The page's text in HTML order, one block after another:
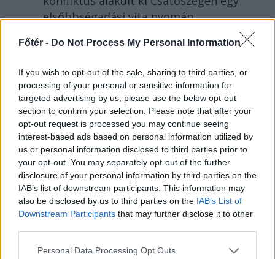
Főtér - Do Not Process My Personal Information
If you wish to opt-out of the sale, sharing to third parties, or
processing of your personal or sensitive information for
targeted advertising by us, please use the below opt-out
section to confirm your selection. Please note that after your
opt-out request is processed you may continue seeing
interest-based ads based on personal information utilized by
us or personal information disclosed to third parties prior to
your opt-out. You may separately opt-out of the further
disclosure of your personal information by third parties on the
IAB’s list of downstream participants. This information may
also be disclosed by us to third parties on the IAB’s List of
Downstream Participants that may further disclose it to other
Personal Data Processing Opt Outs
elsőbbségadási vita nyomán.
KRÓNIKA
Büntetőfeljelentést tett
Majka ügyvédje a
romániai telefonszámról
érkezett fenyegetés miatt
Büntetőfeljelentést tett csütörtökön
Majka romániai jogi képviselője a
sepsiszentgyörgyi Sic Feszt fesztiválra
tervezett koncert lemondását kiváltó
fenyegetés ügyében.